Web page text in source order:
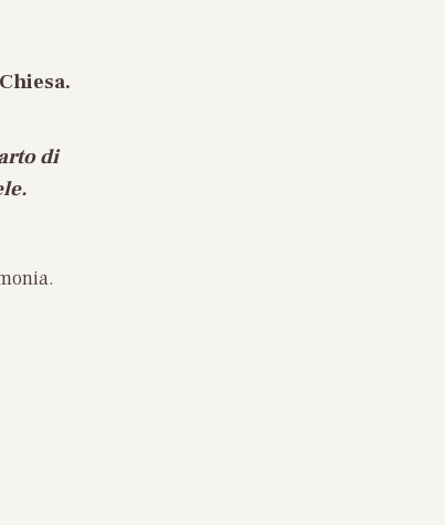
.
di